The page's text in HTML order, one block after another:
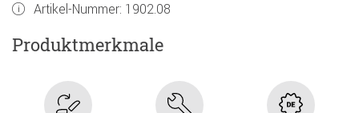
Artikel-Nummer: 1902.08
Produktmerkmale